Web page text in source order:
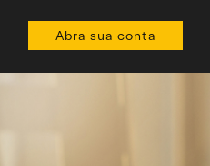
Abra sua conta